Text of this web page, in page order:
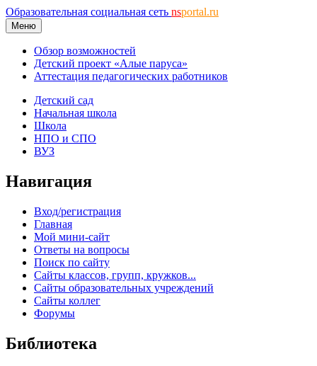
Образовательная социальная сеть nsportal.ru
Меню
Обзор возможностей
Детский проект «Алые паруса»
Аттестация педагогических работников
Детский сад
Начальная школа
Школа
НПО и СПО
ВУЗ
Навигация
Вход/регистрация
Главная
Мой мини-сайт
Ответы на вопросы
Поиск по сайту
Сайты классов, групп, кружков...
Сайты образовательных учреждений
Сайты коллег
Форумы
Библиотека